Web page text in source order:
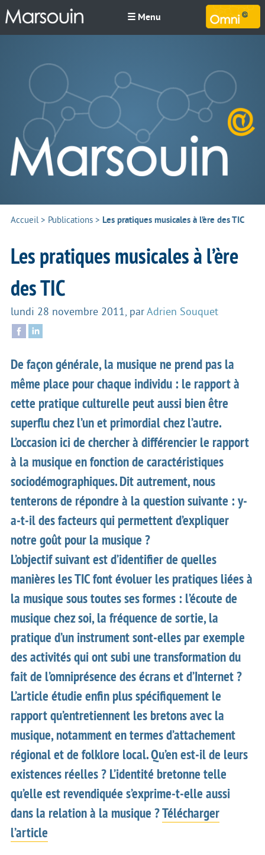
☰ Menu
Accueil> Publications > Les pratiques musicales à l’ère des TIC
Les pratiques musicales à l’ère
des TIC
lundi 28 novembre 2011, par Adrien Souquet
De façon générale, la musique ne prend pas la
même place pour chaque individu : le rapport à
cette pratique culturelle peut aussi bien être
superflu chez l’un et primordial chez l’autre.
L’occasion ici de chercher à différencier le rapport
à la musique en fonction de caractéristiques
sociodémographiques. Dit autrement, nous
tenterons de répondre à la question suivante : y-
a-t-il des facteurs qui permettent d’expliquer
notre goût pour la musique ?
L’objectif suivant est d’identifier de quelles
manières les TIC font évoluer les pratiques liées à
la musique sous toutes ses formes : l’écoute de
musique chez soi, la fréquence de sortie, la
pratique d’un instrument sont-elles par exemple
des activités qui ont subi une transformation du
fait de l’omniprésence des écrans et d’Internet ?
L’article étudie enfin plus spécifiquement le
rapport qu’entretiennent les bretons avec la
musique, notamment en termes d’attachement
régional et de folklore local. Qu’en est-il de leurs
existences réelles ? L’identité bretonne telle
qu’elle est revendiquée s’exprime-t-elle aussi
dans la relation à la musique ?Télécharger
l’article